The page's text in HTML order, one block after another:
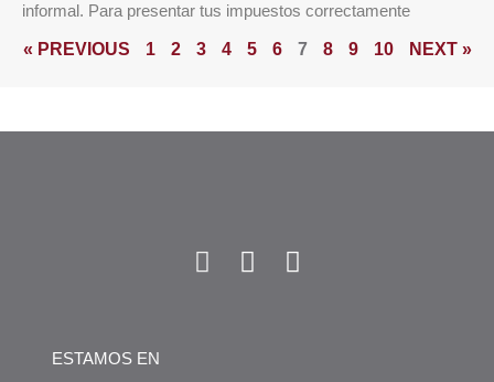
informal. Para presentar tus impuestos correctamente
« PREVIOUS 1 2 3 4 5 6 7 8 9 10 NEXT »
ESTAMOS EN